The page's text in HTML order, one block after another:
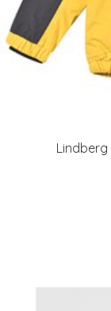
Lindberg